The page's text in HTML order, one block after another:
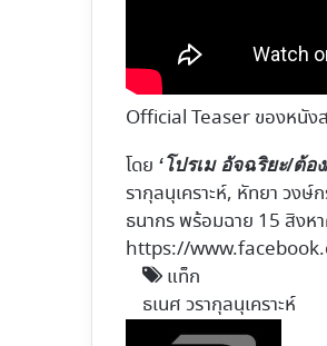
Official Teaser ของหนัง
โดย ‘โปรเม อัจฉริยะ/ต้อง
รากุลนุเคราะห์, หัทยา วง
ธนากร พร้อมฉาย 15 สิงห
https://
แท็ก
ธเนศ วรากุลนุเคราะห์